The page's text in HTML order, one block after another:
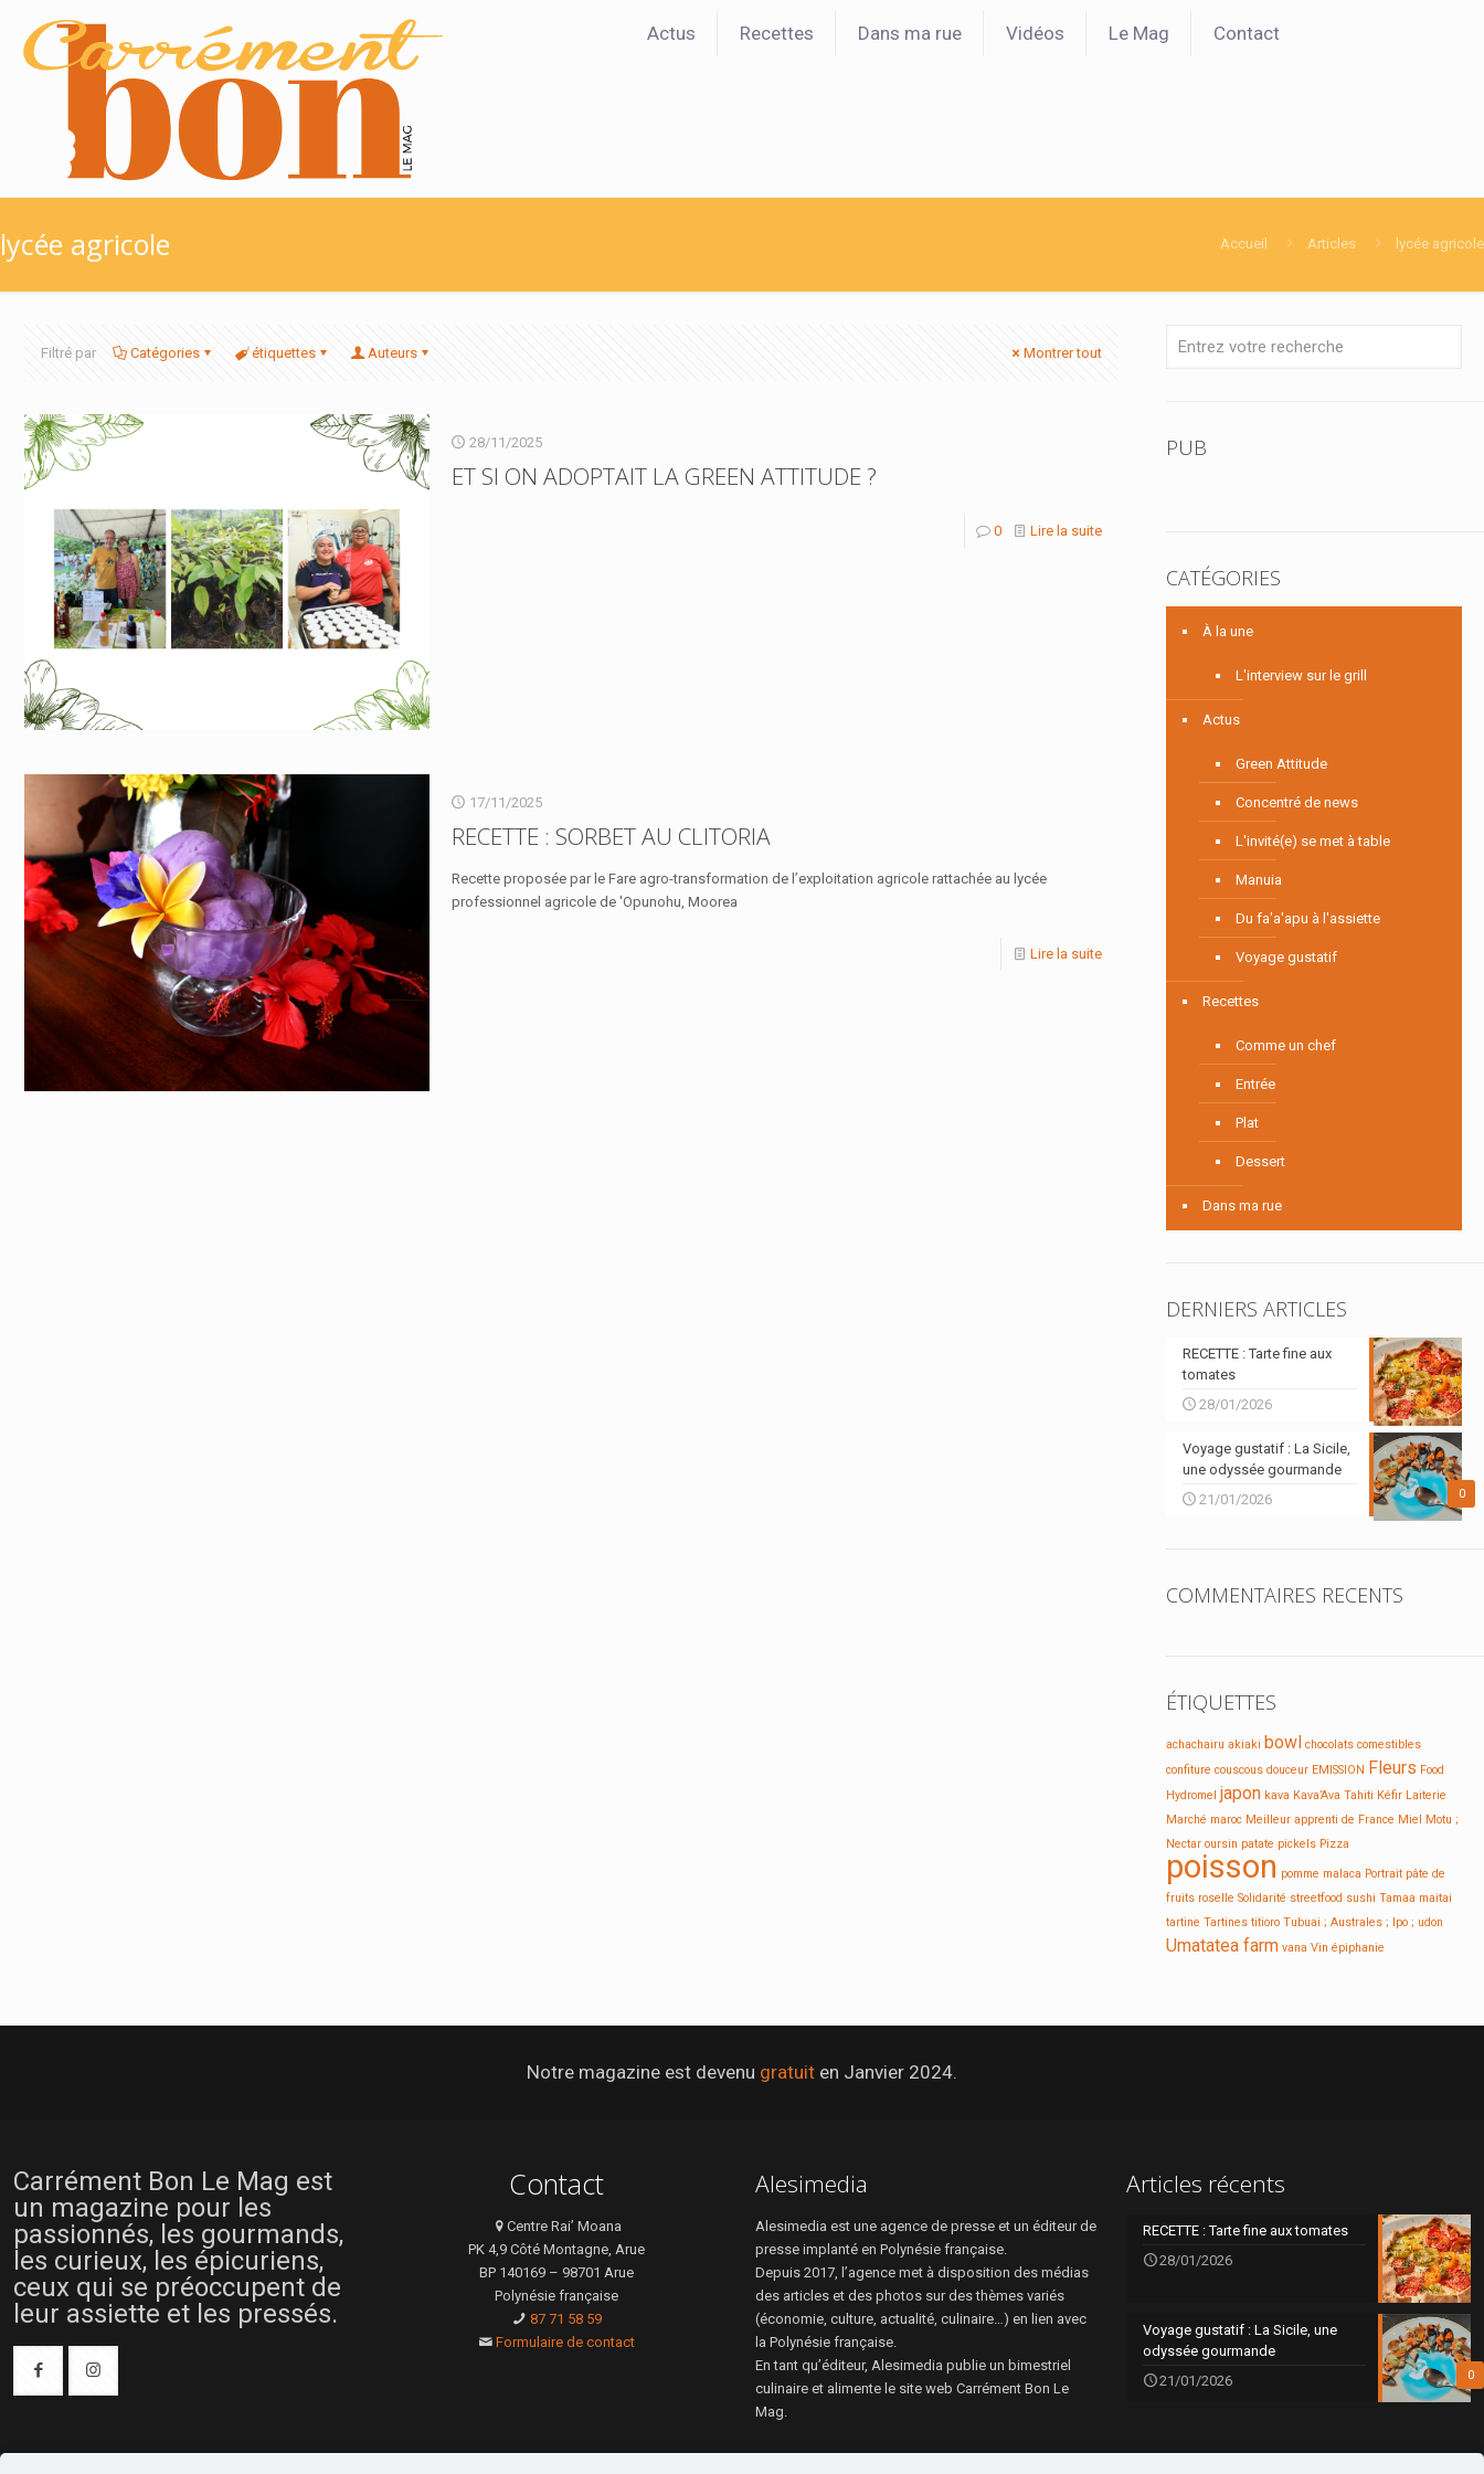
Actus Recettes Dans ma rue Vidéos Le Mag Contact
lycée agricole Accueil Articles lycée agricole
Filtré par Catégories étiquettes Auteurs Montrer tout
28/11/2025
ET SI ON ADOPTAIT LA GREEN ATTITUDE ?
0 Lire la suite
17/11/2025
RECETTE : SORBET AU CLITORIA
Recette proposée par le Fare agro-transformation de l’exploitation agricole rattachée au lycée
professionnel agricole de 'Opunohu, Moorea
Lire la suite
PUB
CATÉGORIES
À la une
L'interview sur le grill
Actus
Green Attitude
Concentré de news
L'invité(e) se met à table
Manuia
Du fa'a'apu à l'assiette
Voyage gustatif
Recettes
Comme un chef
Entrée
Plat
Dessert
Dans ma rue
DERNIERS ARTICLES
RECETTE : Tarte fine aux
tomates
28/01/2026
0
Voyage gustatif : La Sicile,
une odyssée gourmande
21/01/2026
COMMENTAIRES RECENTS
ÉTIQUETTES
achachairu akiaki bowl chocolats comestibles
confiture couscous douceur EMISSION Fleurs Food
Hydromel japon kava Kava’Ava Tahiti Kéfir Laiterie
Marché maroc Meilleur apprenti de France Miel Motu ;
Nectar oursin patate pickels Pizza
poisson pomme malaca Portrait pâte de
fruits roselle Solidarité streetfood sushi Tamaa maitai
tartine Tartines titioro Tubuai ; Australes ; Ipo ; udon
Umatatea farm vana Vin épiphanie
Notre magazine est devenu gratuit en Janvier 2024.
Carrément Bon Le Mag est
un magazine pour les
passionnés, les gourmands,
les curieux, les épicuriens,
ceux qui se préoccupent de
leur assiette et les pressés.
Contact
Centre Rai’ Moana
PK 4,9 Côté Montagne, Arue
BP 140169 – 98701 Arue
Polynésie française
87 71 58 59
Formulaire de contact
Alesimedia
Alesimedia est une agence de presse et un éditeur de
presse implanté en Polynésie française.
Depuis 2017, l’agence met à disposition des médias
des articles et des photos sur des thèmes variés
(économie, culture, actualité, culinaire…) en lien avec
la Polynésie française.
En tant qu’éditeur, Alesimedia publie un bimestriel
culinaire et alimente le site web Carrément Bon Le
Mag.
Articles récents
RECETTE : Tarte fine aux tomates
28/01/2026
0
Voyage gustatif : La Sicile, une
odyssée gourmande
21/01/2026